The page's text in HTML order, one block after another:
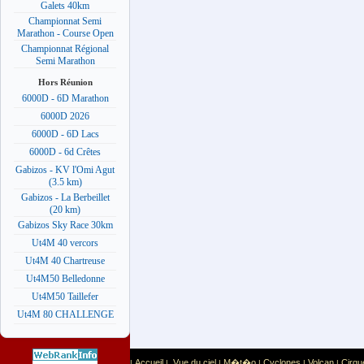
Galets 40km
Championnat Semi
Marathon - Course Open
Championnat Régional
Semi Marathon
Hors Réunion
6000D - 6D Marathon
6000D 2026
6000D - 6D Lacs
6000D - 6d Crêtes
Gabizos - KV l'Omi Agut
(3.5 km)
Gabizos - La Berbeillet
(20 km)
Gabizos Sky Race 30km
Ut4M 40 vercors
Ut4M 40 Chartreuse
Ut4M50 Belledonne
Ut4M50 Taillefer
Ut4M 80 CHALLENGE